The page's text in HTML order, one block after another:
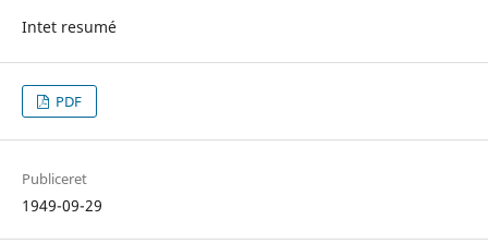
Intet resumé
PDF
Publiceret
1949-09-29